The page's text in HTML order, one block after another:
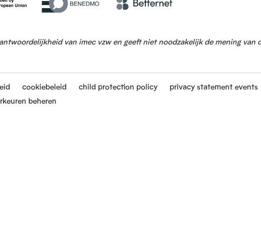
van imec vzw en geeft niet noodzakelijk de mening van
cookiebeleid child protection policy privacy statement events
beheren